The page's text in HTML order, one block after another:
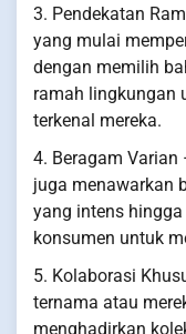
3. Pendekatan
yang mulai
dengan memilih
ramah lingkungan
terkenal mereka.
4. Beragam
juga menawarkan
yang intens
konsumen untuk
5. Kolaborasi
ternama atau
menghadirkan